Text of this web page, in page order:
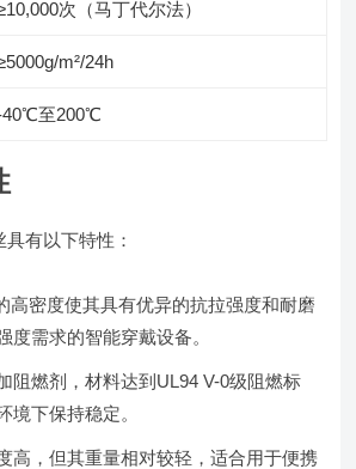
次（马丁代尔法）
m²/24h
40℃至200℃
有以下特性：
高密度使其具有优异的抗拉强度和耐磨
度需求的智能穿戴设备。
阻燃剂，材料达到UL94 V-0级阻燃标
境下保持稳定。
高，但其重量相对较轻，适合用于便携